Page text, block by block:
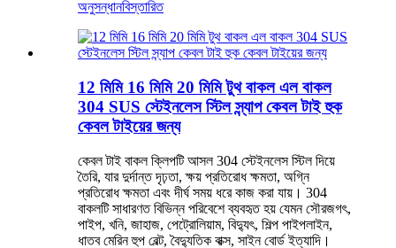
অনুসন্ধানবিস্তারিত
12 মিমি 16 মিমি 20 মিমি টুথ বাকল এল বাকল
304 SUS স্টেইনলেস স্টিল স্ন্যাপ কেবল টাই হুক
কেবল টাইয়ের জন্য
কেবল টাই বাকল ক্লিপটি আসল 304 স্টেইনলেস স্টিল দিয়ে
তৈরি, যার দুর্দান্ত দৃঢ়তা, ক্ষয় প্রতিরোধ ক্ষমতা, অগ্নি
প্রতিরোধ ক্ষমতা এবং দীর্ঘ সময় ধরে কাজ করা যায়। 304
বাকলটি সাধারণত বিভিন্ন পরিবেশে ব্যবহৃত হয় যেমন সৌরজগৎ,
পাইপ, খনি, জাহাজ, পেট্রোলিয়াম, বিদ্যুৎ, শিল্প পাইপলাইন,
ধাতব মেরিন হুপ বেল্ট, বৈদ্যুতিক বাক্স, সাইন বোর্ড ইত্যাদি।